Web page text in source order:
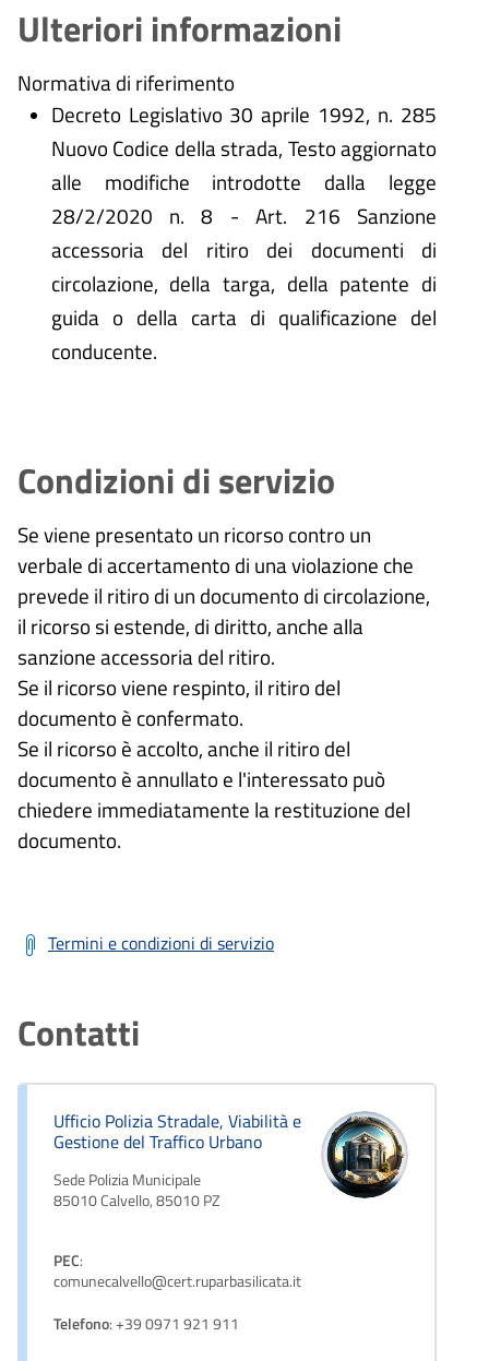
Ulteriori informazioni
Normativa di riferimento
Decreto Legislativo 30 aprile 1992, n. 285
Nuovo Codice della strada, Testo aggiornato
alle modifiche introdotte dalla legge
28/2/2020 n. 8 - Art. 216 Sanzione
accessoria del ritiro dei documenti di
circolazione, della targa, della patente di
guida o della carta di qualificazione del
conducente.
Condizioni di servizio
Se viene presentato un ricorso contro un
verbale di accertamento di una violazione che
prevede il ritiro di un documento di circolazione,
il ricorso si estende, di diritto, anche alla
sanzione accessoria del ritiro.
Se il ricorso viene respinto, il ritiro del
documento è confermato.
Se il ricorso è accolto, anche il ritiro del
documento è annullato e l'interessato può
chiedere immediatamente la restituzione del
documento.
Termini e condizioni di servizio
Contatti
Ufficio Polizia Stradale, Viabilità e
Gestione del Traffico Urbano
Sede Polizia Municipale
85010 Calvello, 85010 PZ
PEC:
comunecalvello@cert.ruparbasilicata.it
Telefono: +39 0971 921 911